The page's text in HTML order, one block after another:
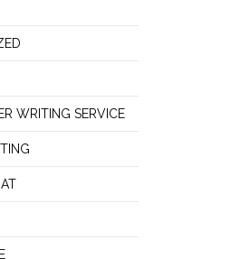
WRITING SERVICE